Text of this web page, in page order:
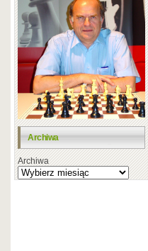
Archiwa
Archiwa